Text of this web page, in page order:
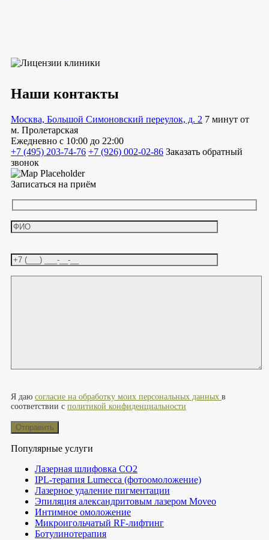
Наши контакты
Москва, Большой Симоновский переулок, д. 2 7 минут от
м. Пролетарская
Ежедневно с 10:00 до 22:00
+7 (495) 203-74-76 +7 (926) 002-02-86 Заказать обратный
звонок
Записаться на приём
Я даю согласие на обработку моих персональных данных в
соответствии с политикой конфиденциальности
Популярные услуги
Лазерная шлифовка СО2
IPL-терапия Lumecca (фотоомоложение)
Лазерное удаление пигментации
Эпиляция александритовым лазером Moveo
Интимное омоложение
Микроигольчатый RF-лифтинг
Ботулинотерапия